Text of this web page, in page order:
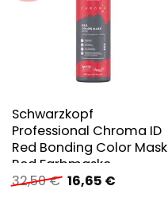
Schwarzkopf
Professional Chroma ID
Red Bonding Color Mask
Red Farbmaske
32,50€ Ursprünglicher
Preis
16,65 €Aktueller